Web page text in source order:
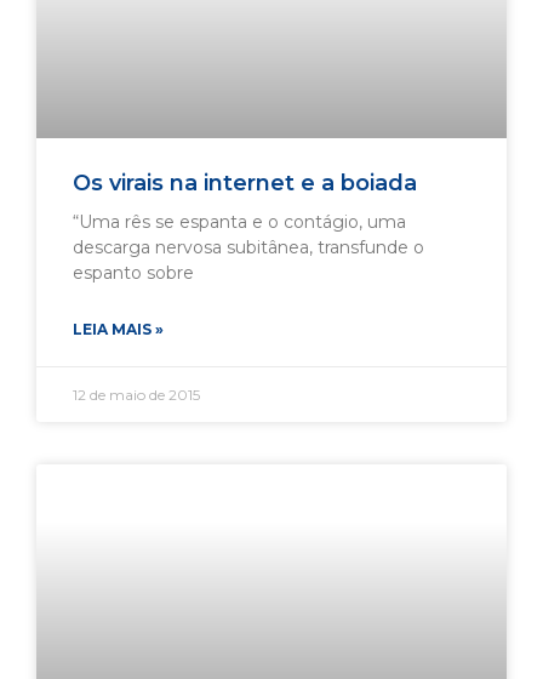
Os virais na internet e a boiada
“Uma rês se espanta e o contágio, uma
descarga nervosa subitânea, transfunde o
espanto sobre
LEIA MAIS »
12 de maio de 2015